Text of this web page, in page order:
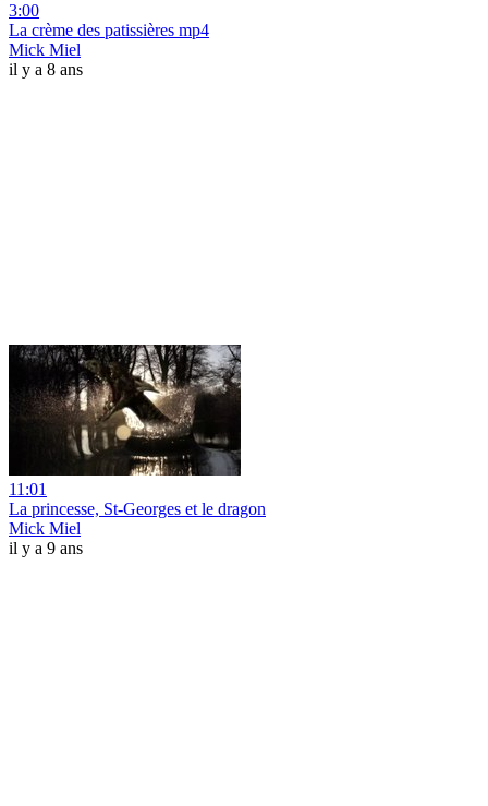
3:00
La crème des patissières mp4
Mick Miel
il y a 8 ans
11:01
La princesse, St-Georges et le dragon
Mick Miel
il y a 9 ans